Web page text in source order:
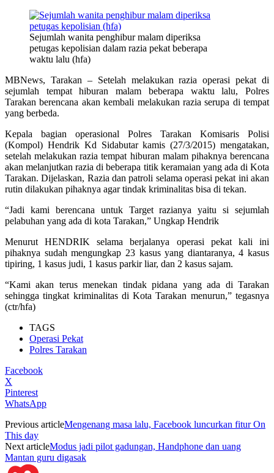
Sejumlah wanita penghibur malam diperiksa
petugas kepolisian dalam razia pekat beberapa
waktu lalu (hfa)
MBNews, Tarakan – Setelah melakukan razia operasi pekat di
sejumlah tempat hiburan malam beberapa waktu lalu, Polres
Tarakan berencana akan kembali melakukan razia serupa di tempat
yang berbeda.
Kepala bagian operasional Polres Tarakan Komisaris Polisi
(Kompol) Hendrik Kd Sidabutar kamis (27/3/2015) mengatakan,
setelah melakukan razia tempat hiburan malam pihaknya berencana
akan melanjutkan razia di beberapa titik keramaian yang ada di Kota
Tarakan. Dijelaskan, Razia dan patroli selama operasi pekat ini akan
rutin dilakukan pihaknya agar tindak kriminalitas bisa di tekan.
“Jadi kami berencana untuk Target razianya yaitu si sejumlah
pelabuhan yang ada di kota Tarakan,” Ungkap Hendrik
Menurut HENDRIK selama berjalanya operasi pekat kali ini
pihaknya sudah mengungkap 23 kasus yang diantaranya, 4 kasus
tipiring, 1 kasus judi, 1 kasus parkir liar, dan 2 kasus sajam.
“Kami akan terus menekan tindak pidana yang ada di Tarakan
sehingga tingkat kriminalitas di Kota Tarakan menurun,” tegasnya
(ctr/hfa)
TAGS
Operasi Pekat
Polres Tarakan
Facebook
X
Pinterest
WhatsApp
Previous articleMengenang masa lalu, Facebook luncurkan fitur On
This day
Next articleModus jadi pilot gadungan, Handphone dan uang
Mantan guru digasak